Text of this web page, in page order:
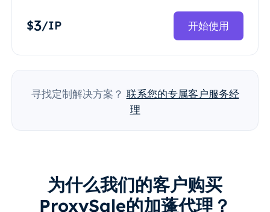
$3/IP 开始使用
寻找定制解决方案？ 联系您的专属客户服务经
理
为什么我们的客户购买
ProxySale的加蓬代理？